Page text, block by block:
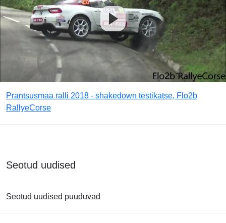
Prantsusmaa ralli 2018 - shakedown testikatse, Flo2b
RallyeCorse
Seotud uudised
Seotud uudised puuduvad